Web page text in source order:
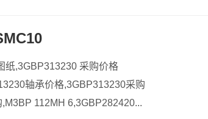
纸,3GBP313230 采购价格
轴承价格,3GBP313230采购
112MH 6,3GBP282420...